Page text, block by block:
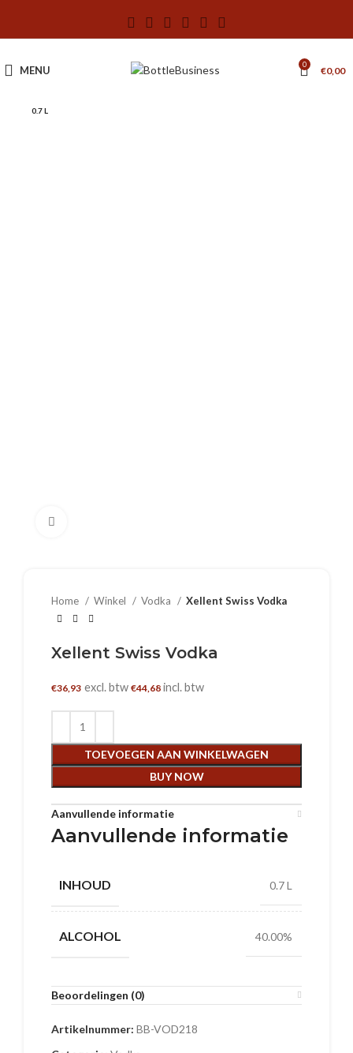
MENU 0 €0,00
0.7 L
Home Winkel Vodka Xellent Swiss Vodka
Xellent Swiss Vodka
€36,93 excl. btw €44,68 incl. btw
TOEVOEGEN AAN WINKELWAGEN
BUY NOW
Aanvullende informatie
Aanvullende informatie
INHOUD 0.7 L
ALCOHOL 40.00%
Beoordelingen (0)
Artikelnummer: BB-VOD218